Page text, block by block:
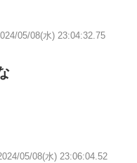
05/08(水) 23:04:32.75
05/08(水) 23:06:04.52